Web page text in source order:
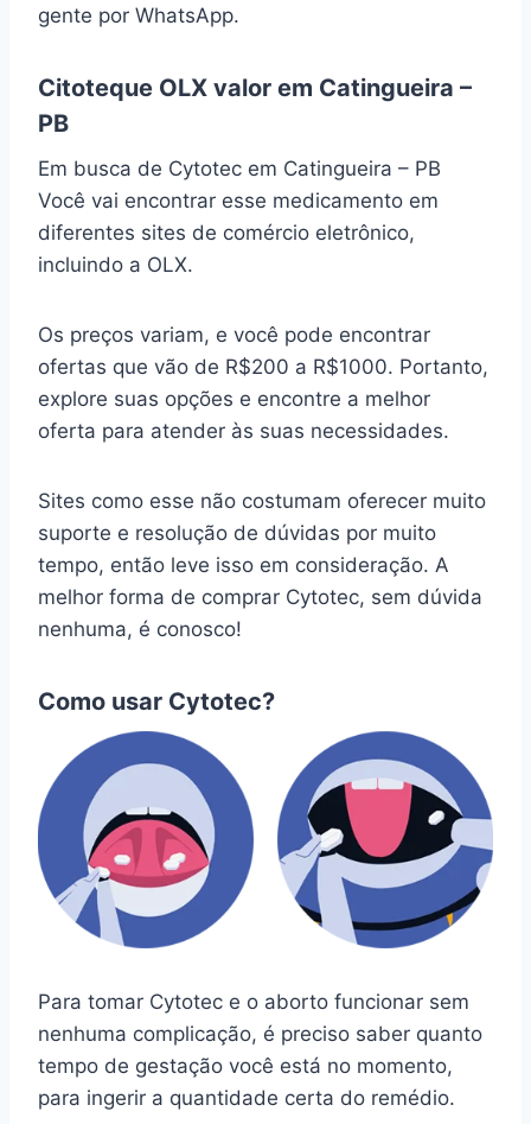
gente por WhatsApp.
Citoteque OLX valor em Catingueira –
PB
Em busca de Cytotec em Catingueira – PB
Você vai encontrar esse medicamento em
diferentes sites de comércio eletrônico,
incluindo a OLX.
Os preços variam, e você pode encontrar
ofertas que vão de R$200 a R$1000. Portanto,
explore suas opções e encontre a melhor
oferta para atender às suas necessidades.
Sites como esse não costumam oferecer muito
suporte e resolução de dúvidas por muito
tempo, então leve isso em consideração. A
melhor forma de comprar Cytotec, sem dúvida
nenhuma, é conosco!
Como usar Cytotec?
Para tomar Cytotec e o aborto funcionar sem
nenhuma complicação, é preciso saber quanto
tempo de gestação você está no momento,
para ingerir a quantidade certa do remédio.